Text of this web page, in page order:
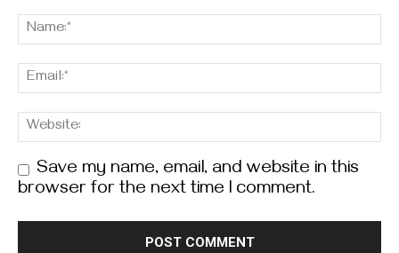
Save my name, email, and website in this
browser for the next time I comment.